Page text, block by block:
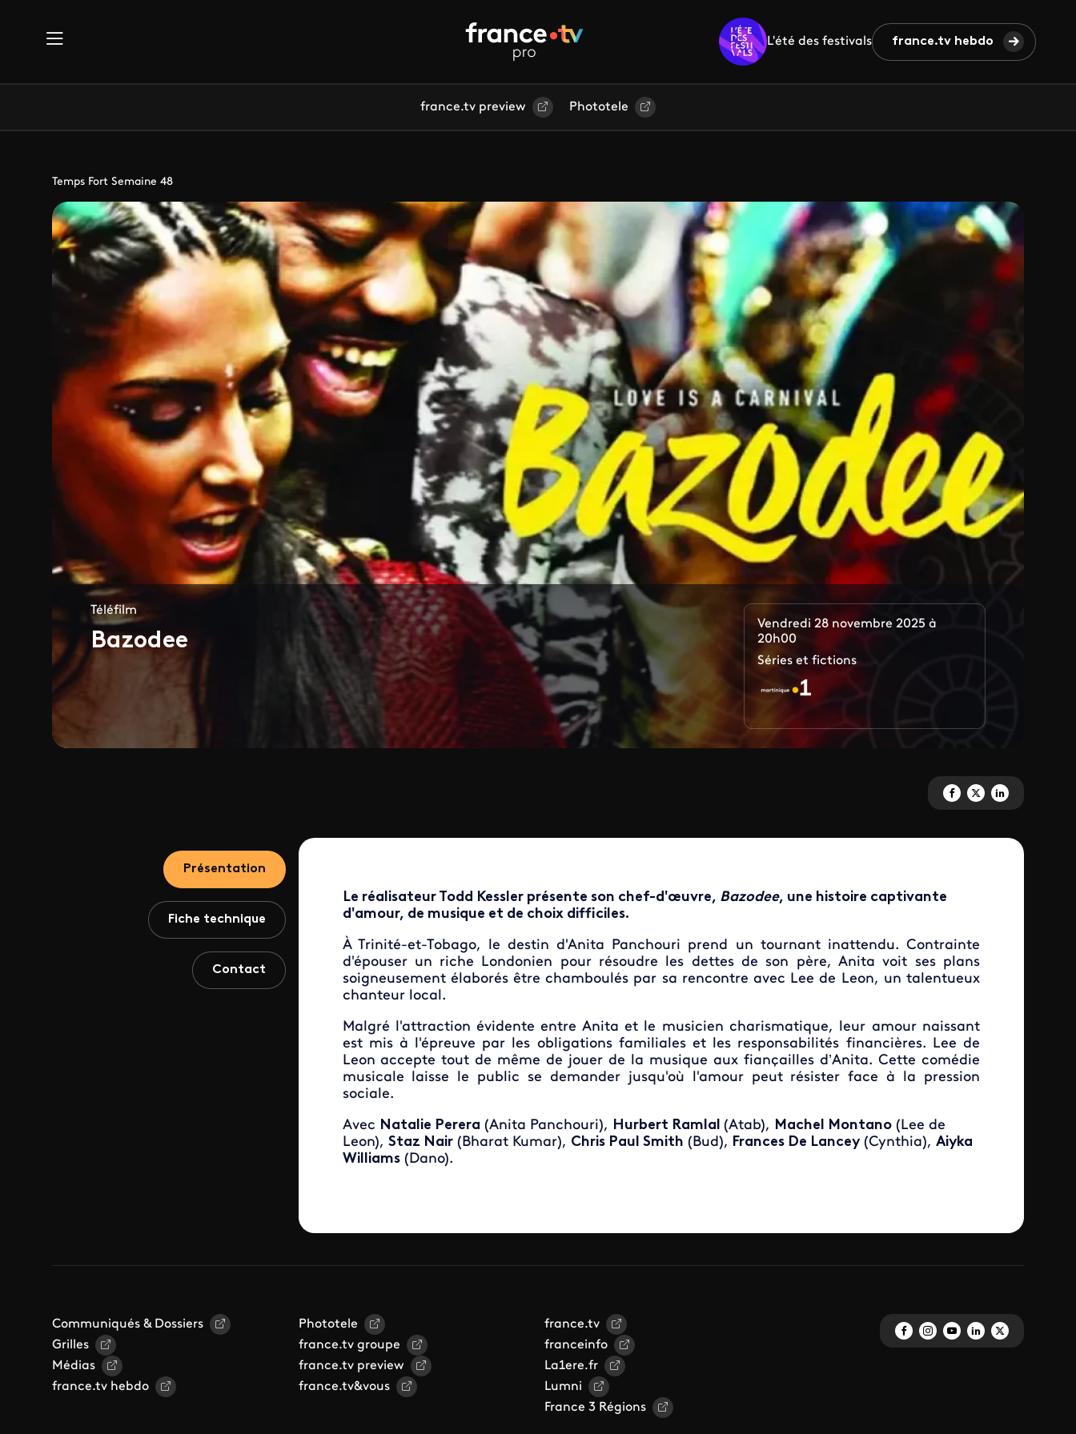
L'été des festivals france.tv hebdo
france.tv preview Phototele
Temps Fort Semaine 48
Téléfilm
Bazodee
Vendredi 28 novembre 2025 à
20h00
Séries et fictions
Partagez 'Bazodee' sur
Partagez 'Bazodee' sur X
Partagez 'Bazodee'
Présentation
Fiche technique
Contact
Le réalisateur Todd Kessler présente son chef-d'œuvre, Bazodee, une histoire captivante
d'amour, de musique et de choix difficiles.
À Trinité-et-Tobago, le destin d'Anita Panchouri prend un tournant inattendu. Contrainte
d'épouser un riche Londonien pour résoudre les dettes de son père, Anita voit ses plans
soigneusement élaborés être chamboulés par sa rencontre avec Lee de Leon, un talentueux
chanteur local.
Malgré l'attraction évidente entre Anita et le musicien charismatique, leur amour naissant
est mis à l'épreuve par les obligations familiales et les responsabilités financières. Lee de
Leon accepte tout de même de jouer de la musique aux fiançailles d’Anita. Cette comédie
musicale laisse le public se demander jusqu'où l'amour peut résister face à la pression
sociale.
Avec Natalie Perera (Anita Panchouri), Hurbert Ramlal (Atab), Machel Montano(Lee de
Leon), Staz Nair(Bharat Kumar), Chris Paul Smith (Bud), Frances De Lancey(Cynthia), Aiyka
Williams(Dano).
Communiqués & Dossiers
Grilles
Médias
france.tv hebdo
Phototele
france.tv groupe
france.tv preview
france.tv&vous
france.tv
franceinfo
La1ere.fr
Lumni
France 3 Régions